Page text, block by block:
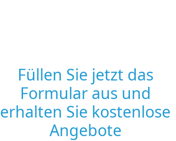
Füllen Sie jetzt das
Formular aus und
erhalten Sie kostenlose
Angebote